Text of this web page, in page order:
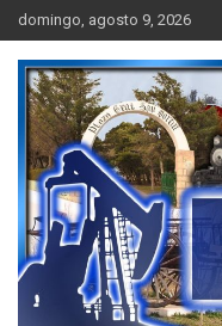
Skip
to
content
domingo, agosto 9, 2026